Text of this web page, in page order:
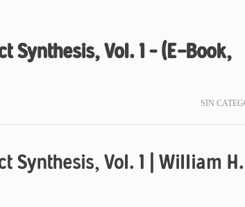
Vol. 1 – (E-Book,
SIN
Synthesis, Vol. 1 | William H.